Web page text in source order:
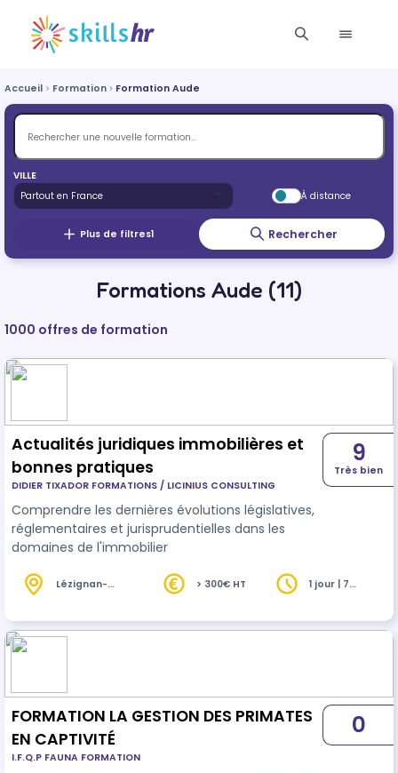
Accueil Formation Formation Aude
VILLE
À distance
Plus de filtres1 Rechercher
Formations Aude (11)
1000 offres de formation
Actualités juridiques immobilières et
bonnes pratiques
DIDIER TIXADOR FORMATIONS / LICINIUS CONSULTING
Comprendre les dernières évolutions législatives,
réglementaires et jurisprudentielles dans les
domaines de l'immobilier
9
Très bien
Lézignan-
> 300€ HT
1 jour | 7
FORMATION LA GESTION DES PRIMATES
EN CAPTIVITÉ
I.F.Q.P FAUNA FORMATION
0